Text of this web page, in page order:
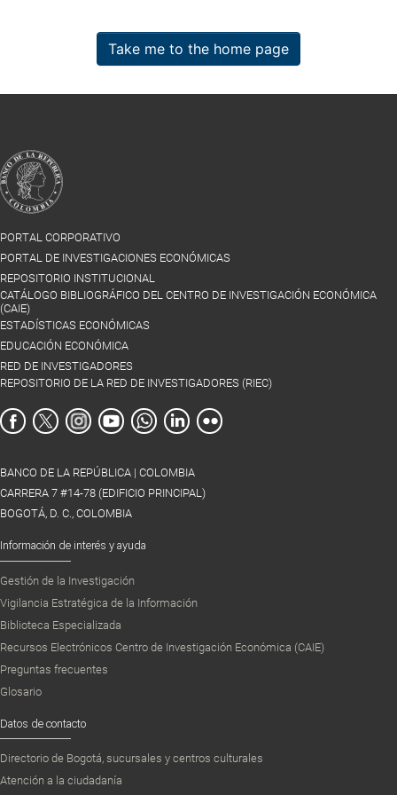
Take me to the home page
PORTAL CORPORATIVO
PORTAL DE INVESTIGACIONES ECONÓMICAS
REPOSITORIO INSTITUCIONAL
CATÁLOGO BIBLIOGRÁFICO DEL CENTRO DE INVESTIGACIÓN ECONÓMICA
(CAIE)
ESTADÍSTICAS ECONÓMICAS
EDUCACIÓN ECONÓMICA
RED DE INVESTIGADORES
REPOSITORIO DE LA RED DE INVESTIGADORES (RIEC)
BANCO DE LA REPÚBLICA | COLOMBIA
CARRERA 7 #14-78 (EDIFICIO PRINCIPAL)
BOGOTÁ, D. C., COLOMBIA
Información de interés y ayuda
Gestión de la Investigación
Vigilancia Estratégica de la Información
Biblioteca Especializada
Recursos Electrónicos Centro de Investigación Económica (CAIE)
Preguntas frecuentes
Glosario
Datos de contacto
Directorio de Bogotá, sucursales y centros culturales
Atención a la ciudadanía